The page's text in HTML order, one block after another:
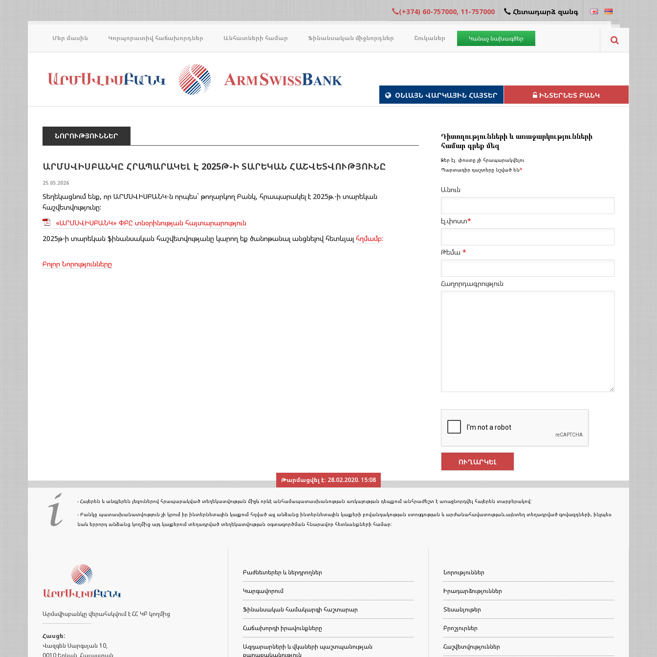
(+374) 60-757000, 11-757000 Հետադարձ զանգ
Մեր մասին Կորպորատիվ հաճախորդներ Անհատների համար Ֆինանսական միջնորդներ Շուկաներ Կանաչ նախագծեր
ՕՆԼԱՅՆ ՎԱՐԿԱՅԻՆ ՀԱՅՏԵՐ ԻՆՏԵՐՆԵՏ ԲԱՆԿ
ՆՈՐՈՒԹՅՈՒՆՆԵՐ
ԱՐՄՍՎԻՍԲԱՆԿԸ ՀՐԱՊԱՐԱԿԵԼ Է 2025Թ-Ի ՏԱՐԵԿԱՆ ՀԱՇՎԵՏՎՈՒԹՅՈՒՆԸ
25.05.2026
Տեղեկացնում ենք, որ ԱՐՄՍՎԻՍԲԱՆԿ-ն որպես` թողարկող Բանկ, հրապարակել է 2025թ.-ի տարեկան
հաշվետվությունը:
«ԱՐՄՍՎԻՍԲԱՆԿ» ՓԲԸ տնօրինության հայտարարություն
2025թ-ի տարեկան ֆինանսական հաշվետվությանը կարող եք ծանոթանալ անցնելով հետևյալ հղմամբ:
Բոլոր Նորությունները
Դիտողությունների և առաջարկությունների
համար գրեք մեզ
Ձեր էլ. փոստը չի հրապարակվելու
Պարտադիր դաշտերը նշված են*
Անուն
էլ.փոստ*
Թեմա *
Հաղորդագրություն
Թարմացվել է: 28.02.2020. 15:08
- Հայերեն և անգլերեն լեզուներով հրապարակված տեղեկատվության միջև որևէ անհամապատասխանության առկայության դեպքում անհրաժեշտ է առաջնորդվել հայերեն տարբերակով:
- Բանկը պատասխանատվություն չի կրում իր ինտերնետային կայքում հղված այլ անձանց ինտերնետային կայքերի բովանդակության ստույգության և արժանահավատության,այնտեղ տեղադրված գովազդների, ինչպես
նաև երրորդ անձանց կողմից այդ կայքերում տեղադրված տեղեկատվության օգտագործման հնարավոր հետևանքների համար:
Արմսվիսբանկը վերահսկվում է ՀՀ ԿԲ կողմից
Հասցե:
Վազգեն Սարգսյան 10,
0010 Երևան, Հայաստան
Բաժնետերեր և ներդրողներ
Կարգավորում
Ֆինանսական համակարգի հաշտարար
Հաճախորդի իրավունքները
Ազդարարների և վկաների պաշտպանության
քաղաքականություն
Նորություններ
Իրադարձություններ
Տեսանյութեր
Բրոշյուրներ
Հաշվետվություններ